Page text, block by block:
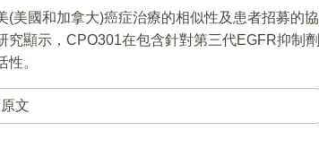
美國和加拿大)癌症治療的相似性及患者招募的協
顯示，CPO301在包含針對第三代EGFR抑制劑
。
文